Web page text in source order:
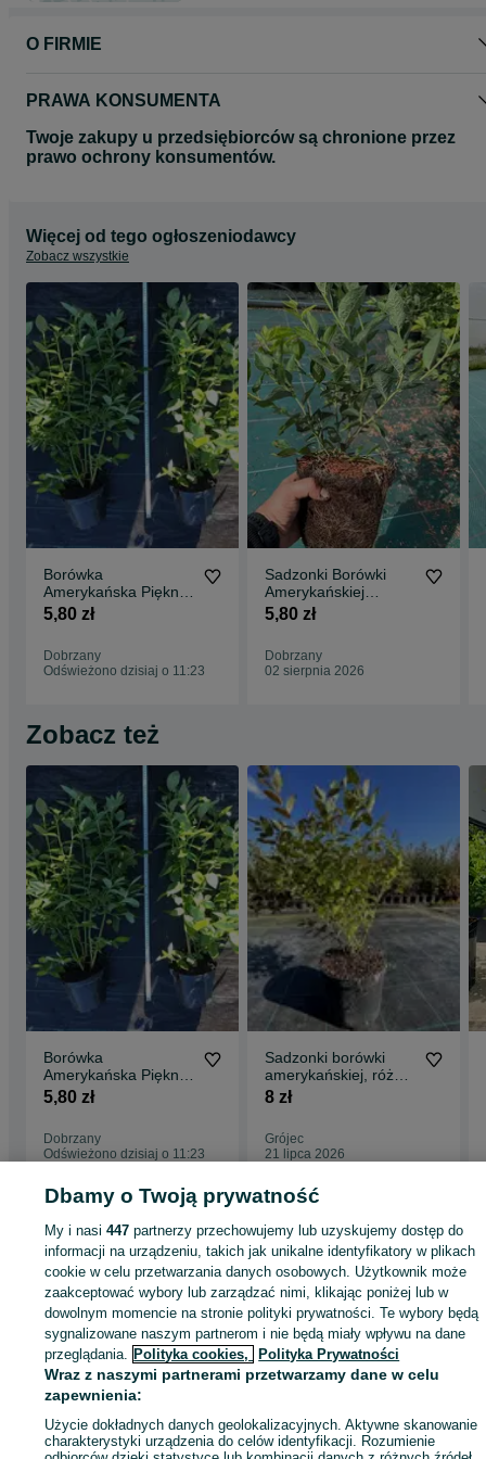
O FIRMIE
PRAWA KONSUMENTA
Twoje zakupy u przedsiębiorców są chronione przez
prawo ochrony konsumentów.
Więcej od tego ogłoszeniodawcy
Zobacz wszystkie
Borówka
Amerykańska Piękne
sadzonki 3 i 4 letnie
5,80 zł
Dobrzany
Odświeżono dzisiaj o 11:23
Sadzonki Borówki
Amerykańskiej
odmiana BLUEGOLD
5,80 zł
Dobrzany
02 sierpnia 2026
Zobacz też
Borówka
Amerykańska Piękne
sadzonki 3 i 4 letnie
5,80 zł
Dobrzany
Odświeżono dzisiaj o 11:23
Sadzonki borówki
amerykańskiej, różne
odmiany, CAC,
8 zł
Grójec
21 lipca 2026
Strona główna Rolnictwo Produkty rolne
Produkty rolne -
Zachodniopomorskie
Produkty rolne - Dobrzany
KATEGORIA
ID:621896563 Wyświetlenia:
Zadzwoń / SMS Wyślij wiadomość
Dbamy o Twoją prywatność
My i nasi447 partnerzy przechowujemy lub uzyskujemy dostęp do
informacji na urządzeniu, takich jak unikalne identyfikatory w plikach
cookie w celu przetwarzania danych osobowych. Użytkownik może
zaakceptować wybory lub zarządzać nimi, klikając poniżej lub w
dowolnym momencie na stronie polityki prywatności. Te wybory będą
sygnalizowane naszym partnerom i nie będą miały wpływu na dane
przeglądania. Polityka cookies, Polityka Prywatności
Wraz z naszymi partnerami przetwarzamy dane w celu
zapewnienia:
Użycie dokładnych danych geolokalizacyjnych. Aktywne skanowanie
charakterystyki urządzenia do celów identyfikacji. Rozumienie